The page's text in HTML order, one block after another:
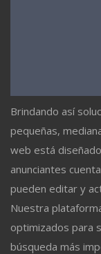
Brindando así
pequeñas,
web está
anunciantes
pueden editar y
Nuestra
optimizados para
búsqueda más